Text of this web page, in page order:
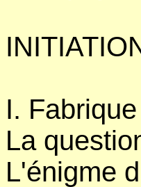
I.
La
L'énigme